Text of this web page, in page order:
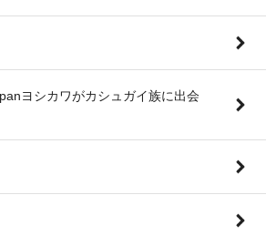
ヨシカワがカシュガイ族に出会